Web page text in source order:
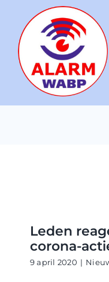
inhoud
Leden
corona-
9 april 2020 |